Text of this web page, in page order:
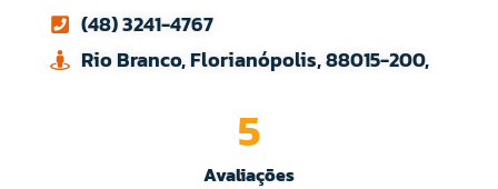
(48) 3241-4767
Rio Branco, Florianópolis, 88015-200,
Avaliações
5